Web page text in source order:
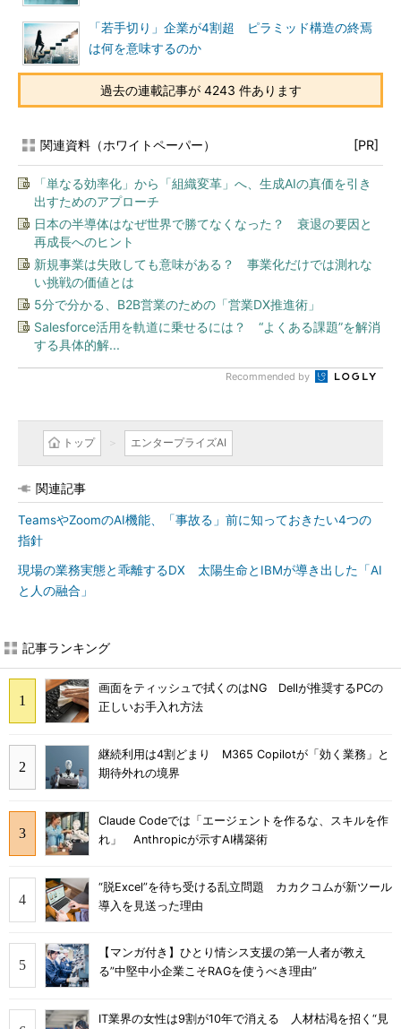
「若手切り」企業が4割超 ピラミッド構造の終焉
は何を意味するのか
過去の連載記事が 4243 件あります
関連資料（ホワイトペーパー） [PR]
「単なる効率化」から「組織変革」へ、生成AIの真価を引き
出すためのアプローチ
日本の半導体はなぜ世界で勝てなくなった？ 衰退の要因と
再成長へのヒント
新規事業は失敗しても意味がある？ 事業化だけでは測れな
い挑戦の価値とは
5分で分かる、B2B営業のための「営業DX推進術」
Salesforce活用を軌道に乗せるには？ “よくある課題”を解消
する具体的解...
Recommended by
トップ エンタープライズAI
関連記事
TeamsやZoomのAI機能、「事故る」前に知っておきたい4つの
指針
現場の業務実態と乖離するDX 太陽生命とIBMが導き出した「AI
と人の融合」
記事ランキング
画面をティッシュで拭くのはNG Dellが推奨するPCの
正しいお手入れ方法
継続利用は4割どまり M365 Copilotが「効く業務」と
期待外れの境界
Claude Codeでは「エージェントを作るな、スキルを作
れ」 Anthropicが示すAI構築術
“脱Excel”を待ち受ける乱立問題 カカクコムが新ツール
導入を見送った理由
【マンガ付き】ひとり情シス支援の第一人者が教え
る”中堅中小企業こそRAGを使うべき理由”
IT業界の女性は9割が10年で消える 人材枯渇を招く“見